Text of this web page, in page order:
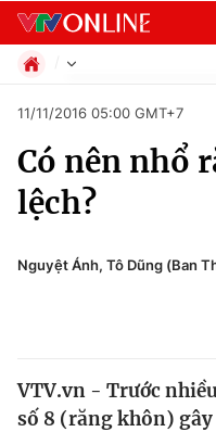
Chuyên mục
Chính trị
Xã hội
Y tế
Xã hội
Pháp luật
Kinh tế
Thể thao
Văn hóa - Giải trí
Giáo dục
11/11/2016 05:00 GMT+7
Có nên nhổ
lệch?
Nguyệt Ánh, Tô Dũng (Ban
VTV.vn - Trước
số 8 (răng khôn)